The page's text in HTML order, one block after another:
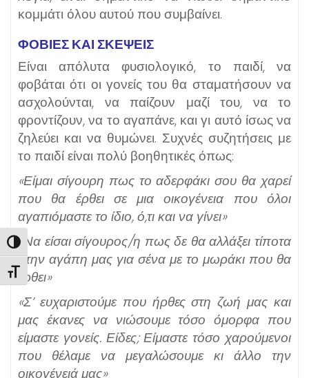
Εναλλαγή Υψηλής Αντίθεσης
Εναλλαγή Μεγέθους Γραμμάτων
κομμάτι όλου αυτού που συμβαίνει.
ΦΟΒΙΕΣ ΚΑΙ ΣΚΕΨΕΙΣ
Είναι απόλυτα φυσιολογικό, το παιδί, να
φοβάται ότι οι γονείς του θα σταματήσουν να
ασχολούνται, να παίζουν μαζί του, να το
φροντίζουν, να το αγαπάνε, και γι αυτό ίσως να
ζηλεύει και να θυμώνει. Συχνές συζητήσεις με
το παιδί είναι πολύ βοηθητικές όπως:
«Είμαι σίγουρη πως το αδερφάκι σου θα χαρεί
που θα έρθει σε μια οικογένεια που όλοι
αγαπιόμαστε το ίδιο, ό,τι και να γίνει»
«Να είσαι σίγουρος/η πως δε θα αλλάξει τίποτα
στην αγάπη μας για σένα με το μωράκι που θα
έρθει»
«Σ’ ευχαριστούμε που ήρθες στη ζωή μας και
μας έκανες να νιώσουμε τόσο όμορφα που
είμαστε γονείς. Είδες; Είμαστε τόσο χαρούμενοι
που θέλαμε να μεγαλώσουμε κι άλλο την
οικογένειά μας»